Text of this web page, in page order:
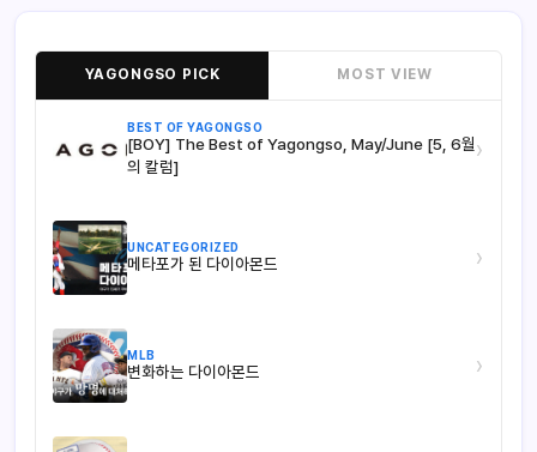
YAGONGSO PICK MOST VIEW
BEST OF YAGONGSO
[BOY] The Best of Yagongso, May/June [5, 6월
의 칼럼]
›
UNCATEGORIZED
메타포가 된 다이아몬드 ›
MLB
변화하는 다이아몬드 ›